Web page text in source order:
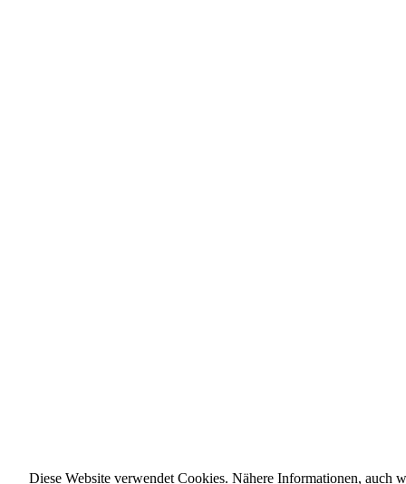
Diese Website verwendet Cookies. Nähere Informationen, auch